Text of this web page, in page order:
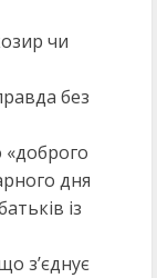
чи
без
«доброго
дня
із
з’єднує